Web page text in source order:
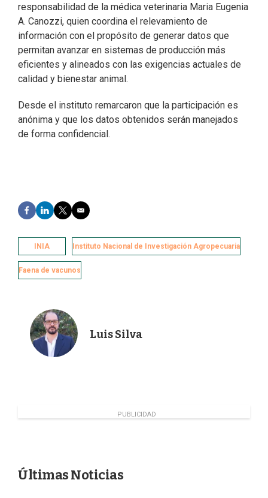
responsabilidad de la médica veterinaria Maria Eugenia
A. Canozzi, quien coordina el relevamiento de
información con el propósito de generar datos que
permitan avanzar en sistemas de producción más
eficientes y alineados con las exigencias actuales de
calidad y bienestar animal.
Desde el instituto remarcaron que la participación es
anónima y que los datos obtenidos serán manejados
de forma confidencial.
F
a
b
o
o
L
i
k
e
d
I
T
w
t
e
r
E
m
i
l
INIA Instituto Nacional de Investigación Agropecuaria
Faena de vacunos
Luis Silva
PUBLICIDAD
Últimas Noticias